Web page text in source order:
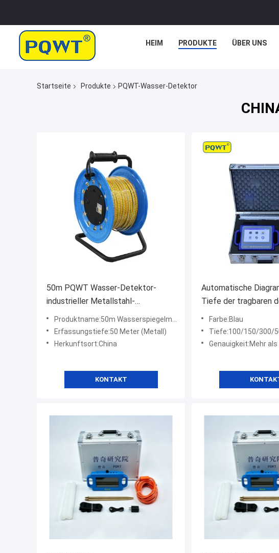
HEIM PRODUKTE ÜBER UNS
Startseite Produkte PQWT-Wasser-Detektor
50m PQWT Wasser-Detektor-
industrieller Metallstahl-
Wasserspiegel-Messgerät-
Machthaber für Wells-Behälter
Produktname:50m Wasserspiegelmeter (Metall)
Erfassungstiefe:50 Meter (Metall)
Herkunftsort:China
KONTAKT
Automatische
Tiefe der tragbaren
Grundwasser-PQWT-
Detektor-Maschinen-
Farbe:Blau
Tiefe:100/150/300/
Genauigkeit:Mehr als